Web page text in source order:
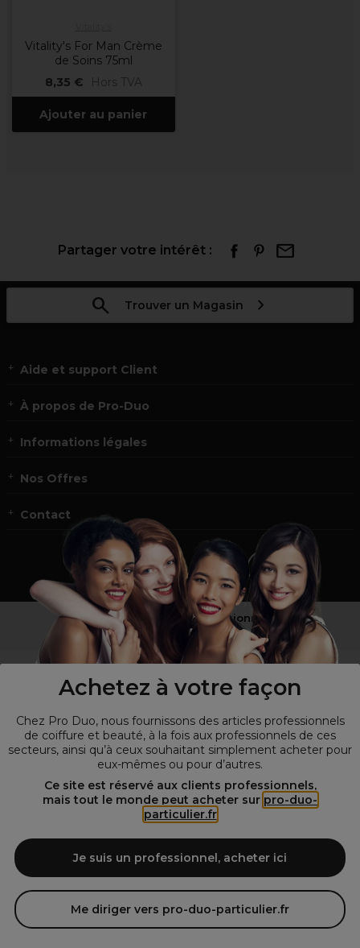
Achetez à votre façon
Chez Pro Duo, nous fournissons des articles professionnels
de coiffure et beauté, à la fois aux professionnels de ces
secteurs, ainsi qu’à ceux souhaitant simplement acheter pour
eux-mêmes ou pour d’autres.
Ce site est réservé aux clients professionnels,
mais tout le monde peut acheter sur pro-duo-
particulier.fr
Je suis un professionnel, acheter ici
Me diriger vers pro-duo-particulier.fr
Vitality's For Man Crème
de Soins 75ml
8,35 €
Hors TVA
Ajouter au panier
Partager votre intérêt :
Trouver un Magasin
Aide et support Client
À propos de Pro-Duo
Informations légales
Nos Offres
Contact
Vous n’êtes pas un professionnel ?
Visitez notre site pourles particuliers !
© Tous droits réservés © Pro-Duo
Spécialiste de la coiffure et de la beauté, nous vous proposons une
large sélection de produits professionnels pour la coiffure et
l'esthétique autour d'un choix de grandes marques qui font de Pro-
de beauté! Notre gamme de produits s’adresse également à tous ceux
qui sont à la recherche de produits et d'accessoires de coiffure et de
matériel esthétique de qualité.